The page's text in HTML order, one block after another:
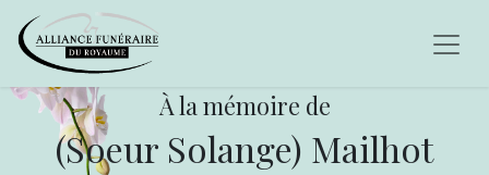
À la mémoire de
(Soeur Solange) Mailhot